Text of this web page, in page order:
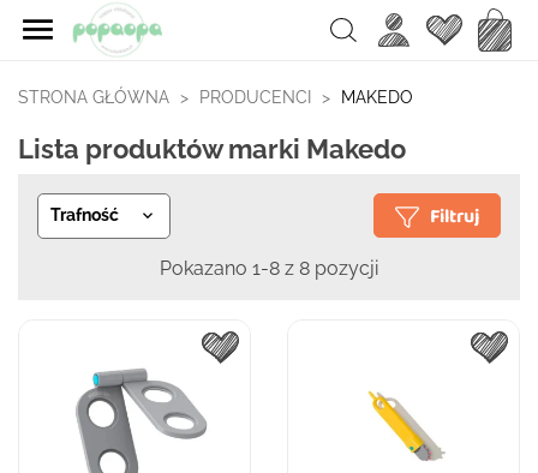
 Search Ulubione
STRONA GŁÓWNA PRODUCENCI MAKEDO
Lista produktów marki Makedo
Trafność  Filtruj
Pokazano 1-8 z 8 pozycji